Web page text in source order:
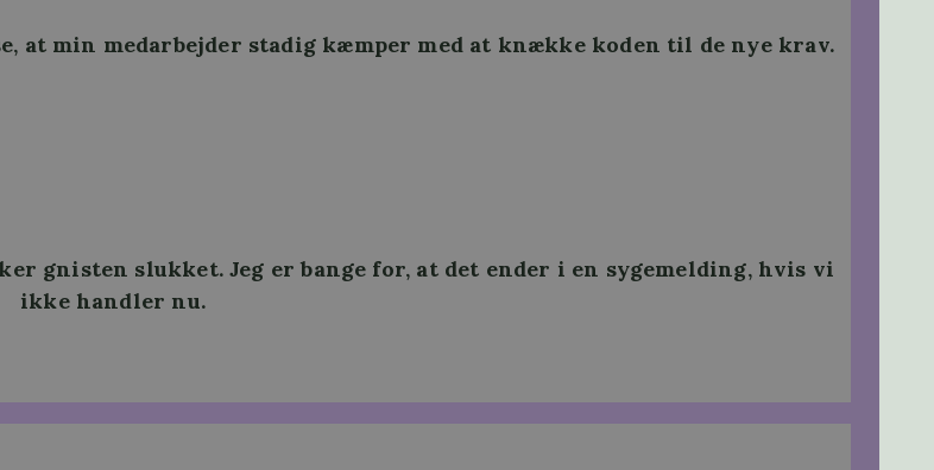
at min medarbejder stadig kæmper med at knække koden til de nye krav.
gnisten slukket. Jeg er bange for, at det ender i en sygemelding, hvis vi
ikke handler nu.